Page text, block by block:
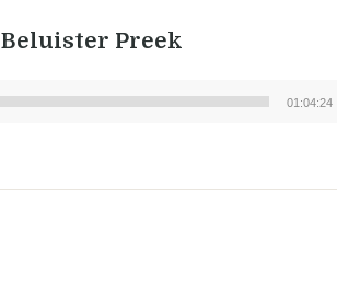
Beluister Preek
01:04:24